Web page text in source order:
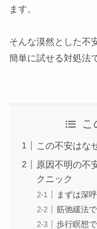
ます。
そんな漠然とした不
簡単に試せる対処法
こ
この不安はな
原因不明の不
クニック
まずは深
筋弛緩法
歩行瞑想